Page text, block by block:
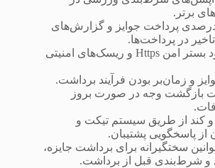
برتر.
پرداخت جوایز و گزارش‌های
در پرداخت‌ها.
احتمال عدم وجود بستر امن Https و ریسک‌های امنیتی
و زمان‌بر بودن فرآیند برداشت.
بازگشت وجه در صورت بروز
کند از طریق سیستم تیکت و
از پاسخگویی پشتیبان.
سختگیرانه برای برداشت جایزه،
و شرط‌بندی قبل از برداشت.